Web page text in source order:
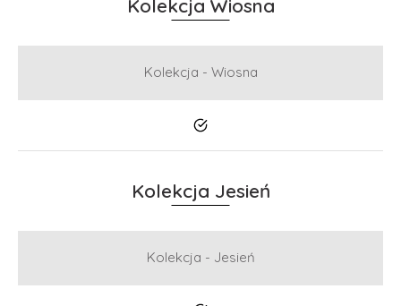
Kolekcja Wiosna
Kolekcja - Wiosna
Tak
Kolekcja Jesień
Kolekcja - Jesień